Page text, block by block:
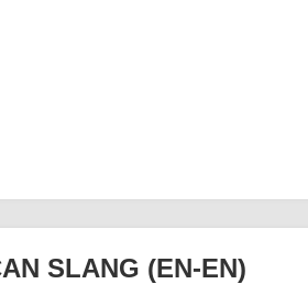
SLANG (EN-EN)